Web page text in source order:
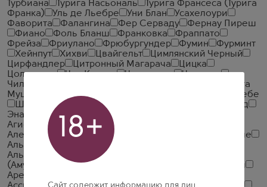
Турбиана
Турига Насьональ
Турига Франсеса (Турига
Франка)
Уль де Льебре Уни Блан
Усахелоури
Фаворита
Фалангина Фер Серваду
Фернау Пиреш
Фиано
Фоль Бланш Франковка
Фраппато
Фрейза
Фриулано Фрюбургундер Фумин
Фурминт
Хейнпут
Хихви Цвайгельт
Цимлянский Черный
Цирфандлер
Цитронный Магарача
Цицка
Цоликаури
Чал Караси Чалкарасы
Чарелло
Чильеджоло
Шарга
Мушкотай
Шардоне
Шойребе
Шпетбургундер
Эким Кара
Эмеральд
Энантио
Энкрузаду Эрбалуче
Агиоргитико
Айрен Аладастури
Александроули
Алиготе
Аликанте Буше
Альбаросса
Альбильо
Альфрокейро
Альфрошейро
(Амурский)
Ансоника (Инзолия)
Арагонеш
Арени
18+
Сайт содержит информацию для лиц